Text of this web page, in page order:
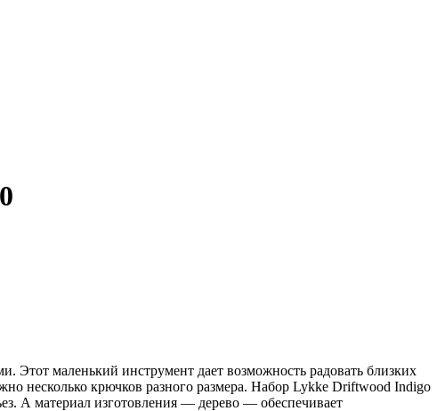
маленький инструмент дает возможность радовать близких
несколько крючков разного размера. Набор Lykke Driftwood Indigo
А материал изготовления — дерево — обеспечивает